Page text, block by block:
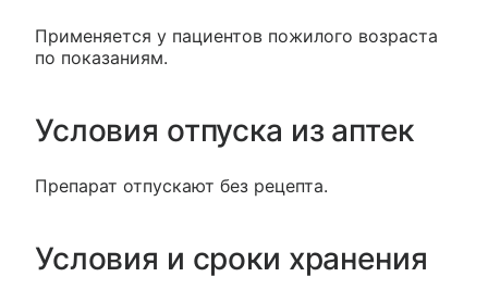
Применяется у пациентов пожилого возраста
по показаниям.
Условия отпуска из аптек
Препарат отпускают без рецепта.
Условия и сроки хранения